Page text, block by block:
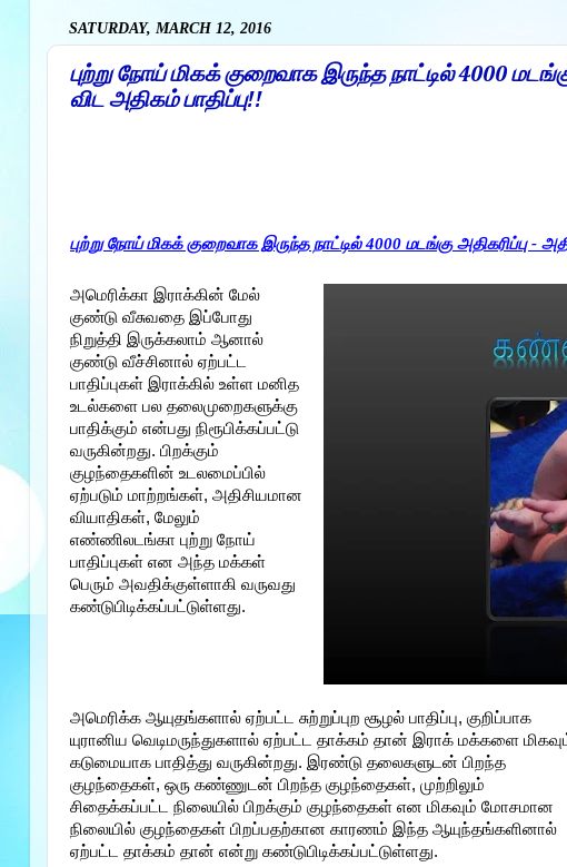
SATURDAY, MARCH 12, 2016
புற்று நோய் மிகக் குறைவாக இருந்த நாட்டில் 4000
விட அதிகம் பாதிப்பு!!
புற்று நோய் மிகக் குறைவாக இருந்த நாட்டில் 4000 மடங்கு அதிகரிப்பு -
அமெரிக்கா இராக்கின் மேல்
குண்டு வீசுவதை இப்போது
நிறுத்தி இருக்கலாம் ஆனால்
குண்டு வீச்சினால் ஏற்பட்ட
பாதிப்புகள் இராக்கில் உள்ள மனித
உடல்களை பல தலைமுறைகளுக்கு
பாதிக்கும் என்பது நிரூபிக்கப்பட்டு
வருகின்றது. பிறக்கும்
குழந்தைகளின் உடலமைப்பில்
ஏற்படும் மாற்றங்கள், அதிசியமான
வியாதிகள், மேலும்
எண்ணிலடங்கா புற்று நோய்
பாதிப்புகள் என அந்த மக்கள்
பெரும் அவதிக்குள்ளாகி வருவது
கண்டுபிடிக்கப்பட்டுள்ளது.
அமெரிக்க ஆயுதங்களால் ஏற்பட்ட சுற்றுப்புற சூழல் பாதிப்பு, குறிப்பாக
யுரானிய வெடிமருந்துகளால் ஏற்பட்ட தாக்கம் தான் இராக் மக்களை
கடுமையாக பாதித்து வருகின்றது. இரண்டு தலைகளுடன் பிறந்த
குழந்தைகள், ஒரு கண்ணுடன் பிறந்த குழந்தைகள், முற்றிலும்
சிதைக்கப்பட்ட நிலையில் பிறக்கும் குழந்தைகள் என மிகவும் மோசமான
நிலையில் குழந்தைகள் பிறப்பதற்கான காரணம் இந்த ஆயுந்தங்களினால்
ஏற்பட்ட தாக்கம் தான் என்று கண்டுபிடிக்கப்பட்டுள்ளது.